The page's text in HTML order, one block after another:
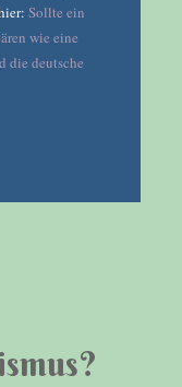
Sollte ein
wie eine
die deutsche